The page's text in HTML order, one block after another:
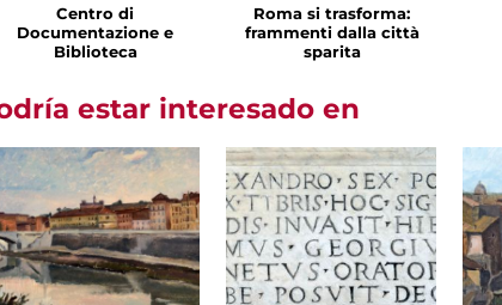
Centro di
Documentazione e
Biblioteca
Roma si trasforma:
frammenti dalla città
sparita
estar interesado en